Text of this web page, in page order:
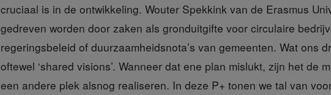
cruciaal is in de ontwikkeling. Wouter Spekkink van de Erasmus
gedreven worden door zaken als gronduitgifte voor circulaire
regeringsbeleid of duurzaamheidsnota’s van gemeenten. Wat ons
oftewel ‘shared visions’. Wanneer dat ene plan mislukt, zijn het de
een andere plek alsnog realiseren. In deze P+ tonen we tal van